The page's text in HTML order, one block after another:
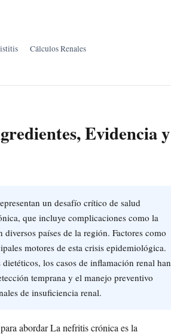
Cálculos Renales
Evidencia y
un desafío crítico de salud
que incluye complicaciones como la
países de la región. Factores como
motores de esta crisis epidemiológica.
los casos de inflamación renal han
temprana y el manejo preventivo
de insuficiencia renal.
abordar La nefritis crónica es la